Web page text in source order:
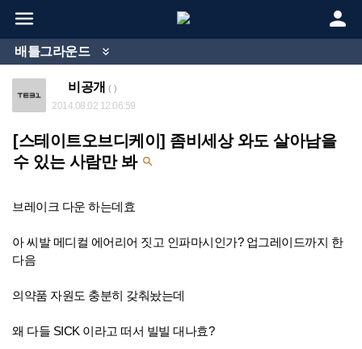
 
배틀그라운드 
비공개 ( )
2014.08.02 12:06:59
[스테이트오브디케이] 좀비세상 와도 살아남을
수 있는 사람만 봐 
브레이크 다운 하는데효
아 씨발 메디컬 에어리어 짓고 인파마시인가? 업그레이드까지 한
다음
의약품 자원도 충분히 갖춰놨는데
왜 다들 SICK 이라고 떠서 빌빌 대나효?